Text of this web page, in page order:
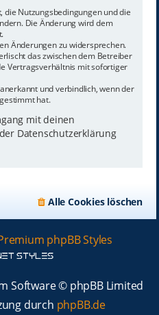
Nutzungsbedingungen und die
Die Änderung wird dem
Änderungen zu widersprechen.
das zwischen dem Betreiber
Vertragsverhältnis mit sofortiger
und verbindlich, wenn der
hat.
mit deinen
Datenschutzerklärung
Alle Cookies löschen
phpBB Styles
Software © phpBB Limited
durch phpBB.de